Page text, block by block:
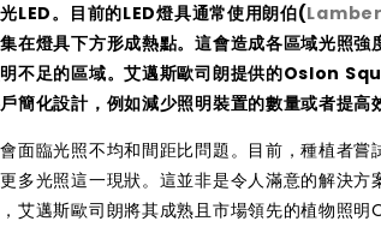
LED。目前的LED燈具通常使用朗伯(
在燈具下方形成熱點。這會造成各區域光照
明不足的區域。艾邁斯歐司朗提供的Oslon
簡化設計，例如減少照明裝置的數量或者提高
面臨光照不均和間距比問題。目前，種植者
多光照這一現狀。這並非是令人滿意的解決
艾邁斯歐司朗將其成熟且市場領先的植物照